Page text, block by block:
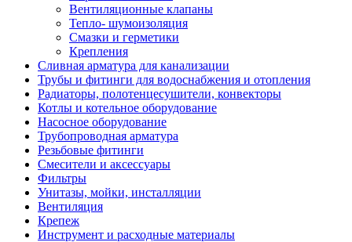
Вентиляционные клапаны
Тепло- шумоизоляция
Смазки и герметики
Крепления
Сливная арматура для канализации
Трубы и фитинги для водоснабжения и отопления
Радиаторы, полотенцесушители, конвекторы
Котлы и котельное оборудование
Насосное оборудование
Трубопроводная арматура
Резьбовые фитинги
Смесители и аксессуары
Фильтры
Унитазы, мойки, инсталляции
Вентиляция
Крепеж
Инструмент и расходные материалы